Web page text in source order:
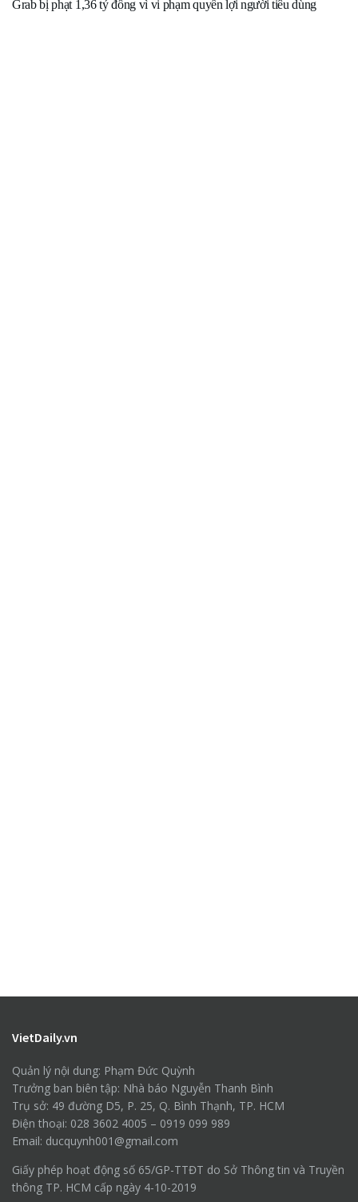
Grab bị phạt 1,36 tỷ đồng vì vi phạm quyền lợi người tiêu dùng
VietDaily.vn
Quản lý nội dung: Phạm Đức Quỳnh
Trưởng ban biên tập: Nhà báo Nguyễn Thanh Bình
Trụ sở: 49 đường D5, P. 25, Q. Bình Thạnh, TP. HCM
Điện thoại: 028 3602 4005 – 0919 099 989
Email: ducquynh001@gmail.com
Giấy phép hoạt động số 65/GP-TTĐT do Sở Thông tin và Truyền
thông TP. HCM cấp ngày 4-10-2019